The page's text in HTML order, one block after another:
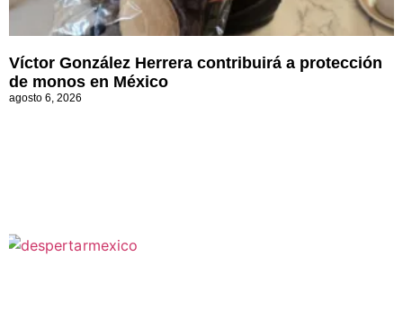
Víctor González Herrera contribuirá a protección
de monos en México
agosto 6, 2026